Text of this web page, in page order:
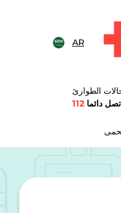
AR
الطوارئ
دائما 112